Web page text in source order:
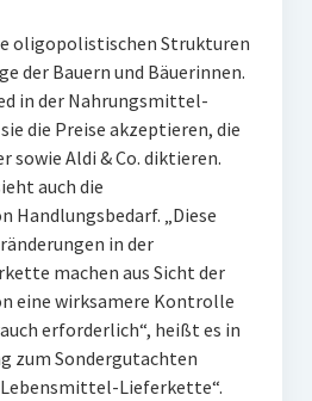
oligopolistischen Strukturen
der Bauern und Bäuerinnen.
in der Nahrungsmittel-
die Preise akzeptieren, die
sowie Aldi & Co. diktieren.
auch die
Handlungsbedarf. „Diese
in der
machen aus Sicht der
eine wirksamere Kontrolle
erforderlich“, heißt es in
zum Sondergutachten
Lieferkette“.